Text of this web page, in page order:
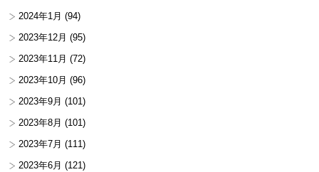
2024年1月 (94)
2023年12月 (95)
2023年11月 (72)
2023年10月 (96)
2023年9月 (101)
2023年8月 (101)
2023年7月 (111)
2023年6月 (121)